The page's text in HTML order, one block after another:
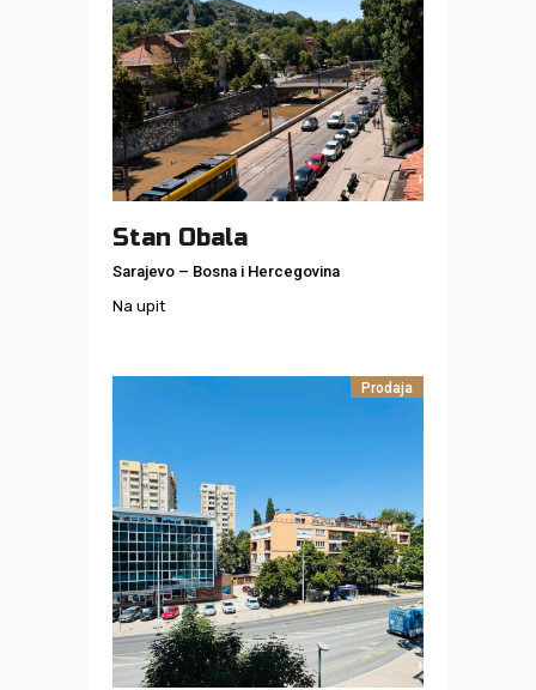
Stan Obala
Sarajevo – Bosna i Hercegovina
Na upit
Prodaja